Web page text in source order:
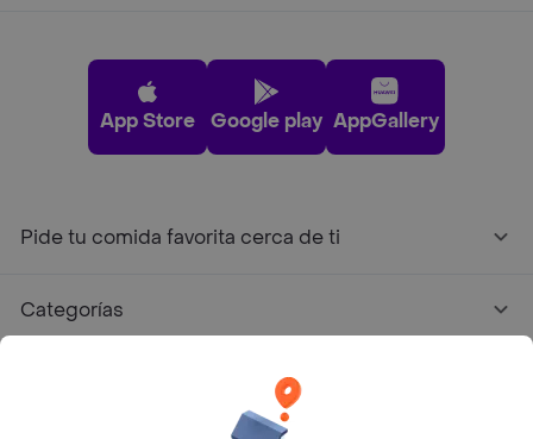
App Store Google play AppGallery
Pide tu comida favorita cerca de ti
Categorías